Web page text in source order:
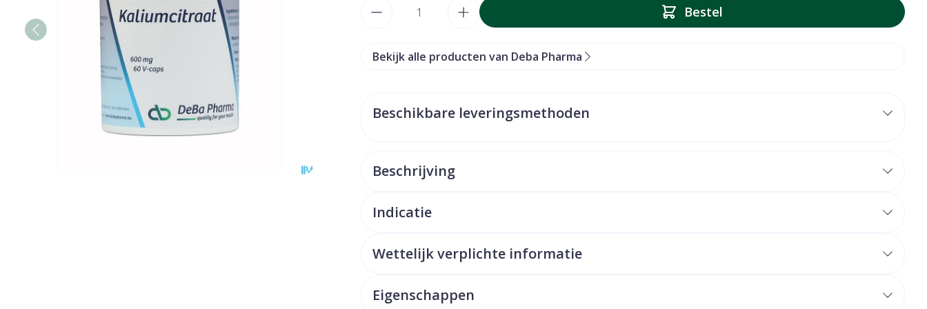
Bestel
Bekijk alle producten van Deba Pharma
Beschikbare leveringsmethoden
Beschrijving
Indicatie
Wettelijk verplichte informatie
Eigenschappen